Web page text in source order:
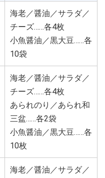
海老／醤油／サラダ／
チーズ……各4枚
小魚醤油／黒大豆……各
10袋
海老／醤油／サラダ／
チーズ……各4枚
あられのり／あられ和
三盆……各2袋
小魚醤油／黒大豆……各
10枚
海老／醤油／サラダ／